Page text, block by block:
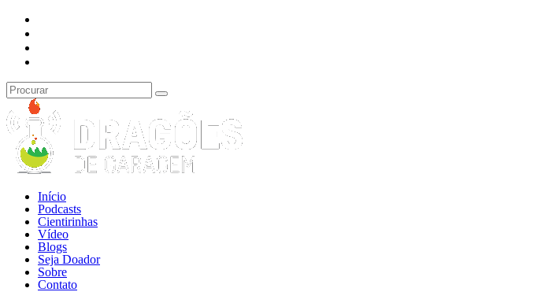
Início
Podcasts
Cientirinhas
Vídeo
Blogs
Seja Doador
Sobre
Contato